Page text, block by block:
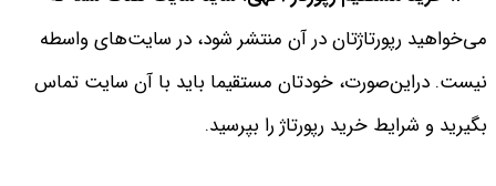
می‌خواهید رپورتاژتان در آن منتشر شود، در سایت‌های واسطه
نیست. دراین‌صورت، خودتان مستقیما باید با آن سایت تماس
بگیرید و شرایط خرید رپورتاژ را بپرسید.